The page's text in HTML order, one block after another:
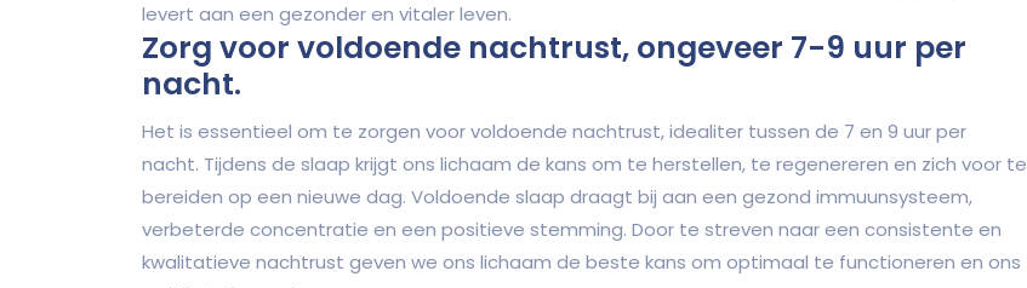
levert aan een gezonder en vitaler leven.
Zorg voor voldoende nachtrust, ongeveer 7-9 uur per
nacht.
Het is essentieel om te zorgen voor voldoende nachtrust, idealiter tussen de 7 en 9 uur per
nacht. Tijdens de slaap krijgt ons lichaam de kans om te herstellen, te regenereren en zich voor te
bereiden op een nieuwe dag. Voldoende slaap draagt bij aan een gezond immuunsysteem,
verbeterde concentratie en een positieve stemming. Door te streven naar een consistente en
kwalitatieve nachtrust geven we ons lichaam de beste kans om optimaal te functioneren en ons